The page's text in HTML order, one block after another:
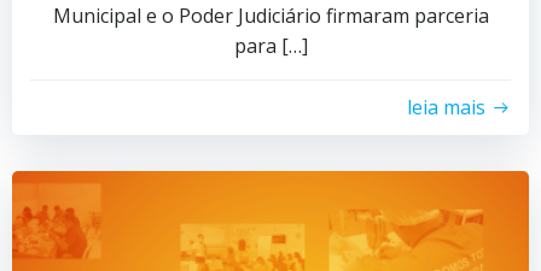
Municipal e o Poder Judiciário firmaram parceria
para […]
leia mais